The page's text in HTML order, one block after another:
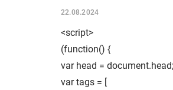
22.08.2024
<script>
(function() {
var head = document.head;
var tags = [